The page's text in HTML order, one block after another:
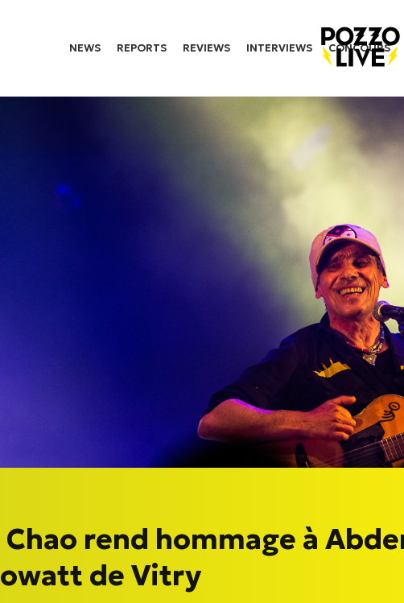
NEWS REPORTS REVIEWS INTERVIEWS CONCOURS
Chao rend hommage à
de Vitry